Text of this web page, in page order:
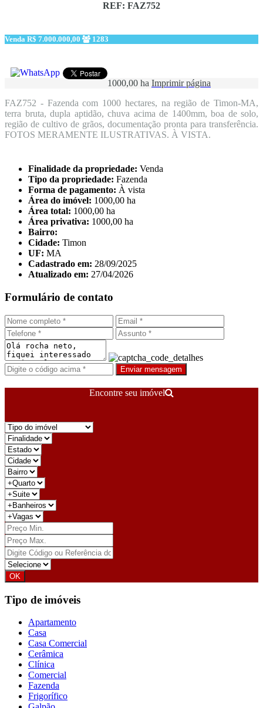
REF: FAZ752
Venda R$ 7.000.000,00 1283
1000,00 ha Imprimir página
FAZ752 - Fazenda com 1000 hectares, na região de Timon-MA,
terra bruta, dupla aptidão, chuva acima de 1400mm, boa de solo,
região de cultivo de grãos, documentação pronta para transferência.
FOTOS MERAMENTE ILUSTRATIVAS. À VISTA.
Finalidade da propriedade: Venda
Tipo da propriedade: Fazenda
Forma de pagamento: À vista
Área do imóvel: 1000,00 ha
Área total: 1000,00 ha
Área privativa: 1000,00 ha
Bairro:
Cidade: Timon
UF: MA
Cadastrado em: 28/09/2025
Atualizado em: 27/04/2026
Formulário de contato
Enviar mensagem
Encontre seu imóvel
Tipo de imóveis
Apartamento
Casa
Casa Comercial
Cerâmica
Clínica
Comercial
Fazenda
Frigorífico